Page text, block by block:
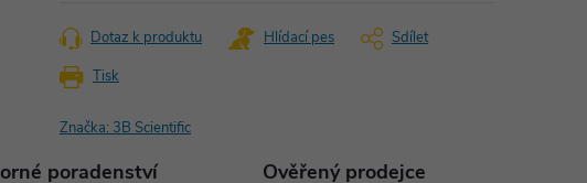
Tisk
Dotaz k produktu Hlídací pes Sdílet
Značka: 3B Scientific
poradenství Ověřený prodejce